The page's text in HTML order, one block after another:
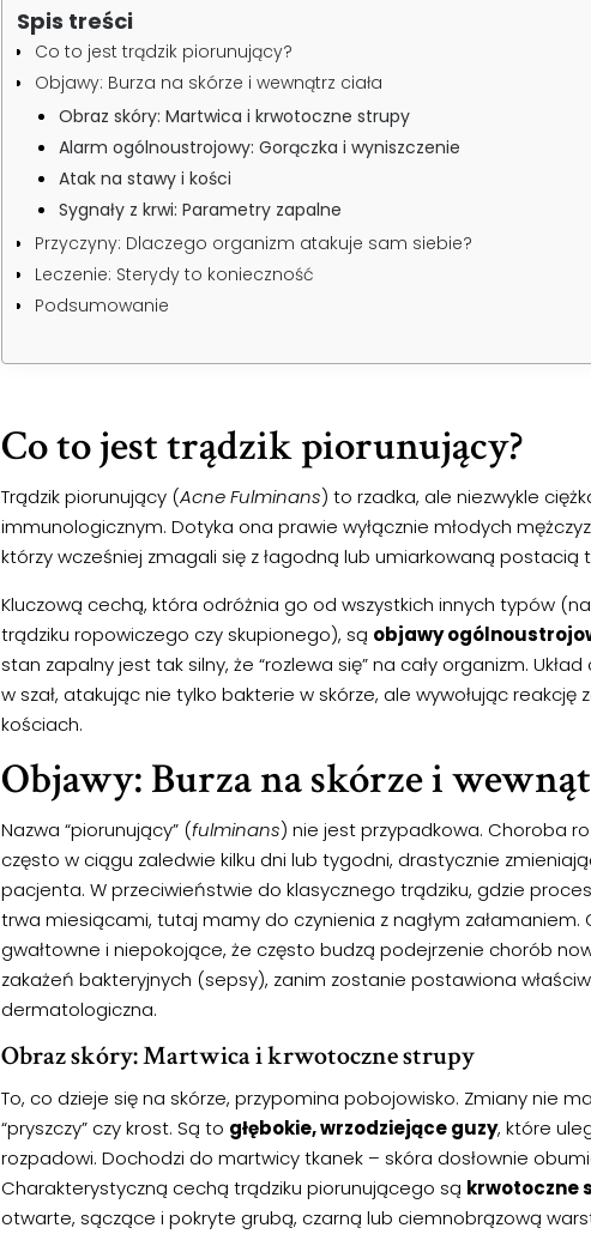
Spis treści
Co to jest trądzik piorunujący?
Objawy: Burza na skórze i wewnątrz ciała
Obraz skóry: Martwica i krwotoczne strupy
Alarm ogólnoustrojowy: Gorączka i wyniszczenie
Atak na stawy i kości
Sygnały z krwi: Parametry zapalne
Przyczyny: Dlaczego organizm atakuje sam siebie?
Leczenie: Sterydy to konieczność
Podsumowanie
Co to jest trądzik piorunujący?
Trądzik piorunujący (Acne Fulminans) to rzadka, ale niezwykle
immunologicznym. Dotyka ona prawie wyłącznie młodych
którzy wcześniej zmagali się z łagodną lub umiarkowaną postacią
Kluczową cechą, która odróżnia go od wszystkich innych typów
trądziku ropowiczego czy skupionego), są objawy
stan zapalny jest tak silny, że “rozlewa się” na cały organizm.
w szał, atakując nie tylko bakterie w skórze, ale wywołując reakcję
kościach.
Objawy: Burza na skórze i
Nazwa “piorunujący” (fulminans) nie jest przypadkowa. Choroba
często w ciągu zaledwie kilku dni lub tygodni, drastycznie
pacjenta. W przeciwieństwie do klasycznego trądziku, gdzie
trwa miesiącami, tutaj mamy do czynienia z nagłym załamaniem.
gwałtowne i niepokojące, że często budzą podejrzenie chorób
zakażeń bakteryjnych (sepsy), zanim zostanie postawiona
dermatologiczna.
Obraz skóry: Martwica i krwotoczne strupy
To, co dzieje się na skórze, przypomina pobojowisko. Zmiany nie
“pryszczy” czy krost. Są to głębokie, wrzodziejące guzy, które
rozpadowi. Dochodzi do martwicy tkanek – skóra dosłownie
Charakterystyczną cechą trądziku piorunującego są krwotoczne
otwarte, sączące i pokryte grubą, czarną lub ciemnobrązową